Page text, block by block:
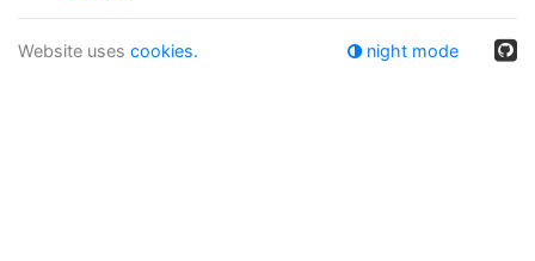
Website uses cookies. night mode